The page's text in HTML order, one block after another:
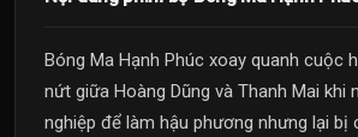
Bóng Ma Hạnh Phúc xoay quanh cuộc
nứt giữa Hoàng Dũng và Thanh Mai
nghiệp để làm hậu phương nhưng lại bị